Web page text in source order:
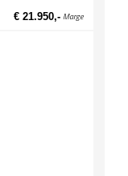
€ 21.950,- Marge